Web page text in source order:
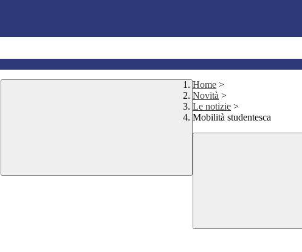
Home >
Novità >
Le notizie >
Mobilità studentesca